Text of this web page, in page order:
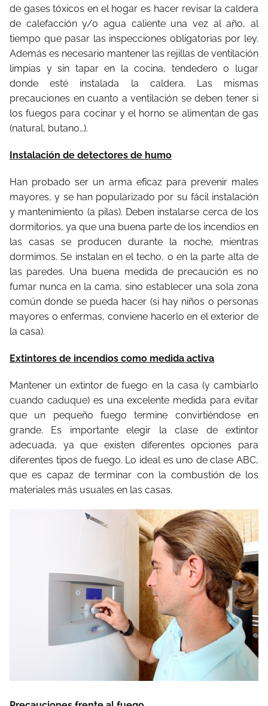
de gases tóxicos en el hogar es hacer revisar la caldera
de calefacción y/o agua caliente una vez al año, al
tiempo que pasar las inspecciones obligatorias por ley.
Además es necesario mantener las rejillas de ventilación
limpias y sin tapar en la cocina, tendedero o lugar
donde esté instalada la caldera. Las mismas
precauciones en cuanto a ventilación se deben tener si
los fuegos para cocinar y el horno se alimentan de gas
(natural, butano…).
Instalación de detectores de humo
Han probado ser un arma eficaz para prevenir males
mayores, y se han popularizado por su fácil instalación
y mantenimiento (a pilas). Deben instalarse cerca de los
dormitorios, ya que una buena parte de los incendios en
las casas se producen durante la noche, mientras
dormimos. Se instalan en el techo, o en la parte alta de
las paredes. Una buena medida de precaución es no
fumar nunca en la cama, sino establecer una sola zona
común donde se pueda hacer (si hay niños o personas
mayores o enfermas, conviene hacerlo en el exterior de
la casa).
Extintores de incendios como medida activa
Mantener un extintor de fuego en la casa (y cambiarlo
cuando caduque) es una excelente medida para evitar
que un pequeño fuego termine convirtiéndose en
grande. Es importante elegir la clase de extintor
adecuada, ya que existen diferentes opciones para
diferentes tipos de fuego. Lo ideal es uno de clase ABC,
que es capaz de terminar con la combustión de los
materiales más usuales en las casas.